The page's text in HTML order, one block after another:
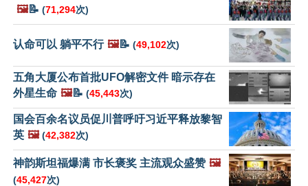
🖼️📝 (71,294次)
认命可以 躺平不行 🖼️📝 (49,102次)
五角大厦公布首批UFO解密文件 暗示存在
外星生命 🖼️📝 (45,443次)
国会百余名议员促川普呼吁习近平释放黎智
英 🖼️ (42,382次)
神韵斯坦福爆满 市长褒奖 主流观众盛赞 🖼️
(45,427次)